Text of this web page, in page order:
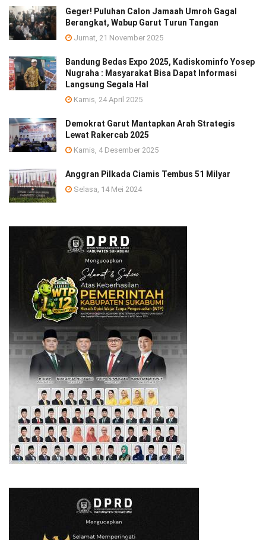
Geger! Puluhan Calon Jamaah Umroh Gagal
Berangkat, Wabup Garut Turun Tangan
Jumat, 21 November 2025
Bandung Bedas Expo 2025, Kadiskominfo Yosep
Nugraha : Masyarakat Bisa Dapat Informasi
Langsung Segala Hal
Kamis, 24 April 2025
Demokrat Garut Mantapkan Arah Strategis
Lewat Rakercab 2025
Kamis, 4 Desember 2025
Anggran Pilkada Ciamis Tembus 51 Milyar
Selasa, 14 Mei 2024